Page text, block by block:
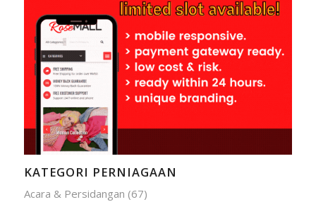
KATEGORI PERNIAGAAN
Acara & Persidangan (67)